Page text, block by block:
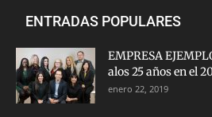
ENTRADAS POPULARES
EMPRESA
alos 25 años en el
enero 22, 2019